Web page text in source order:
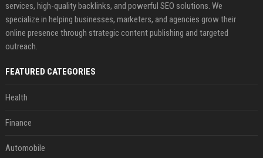
services, high-quality backlinks, and powerful SEO solutions. We
specialize in helping businesses, marketers, and agencies grow their
online presence through strategic content publishing and targeted
outreach.
FEATURED CATEGORIES
Health
Finance
Automobile